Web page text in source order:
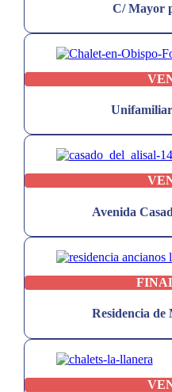
C/ Mayor
Avenida
Residencia de